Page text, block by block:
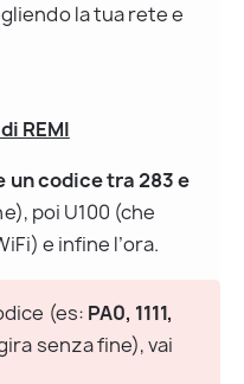
la tua rete e
REMI
un codice tra 283 e
poi U100 (che
e infine l’ora.
(es: PA0, 1111,
senza fine), vai